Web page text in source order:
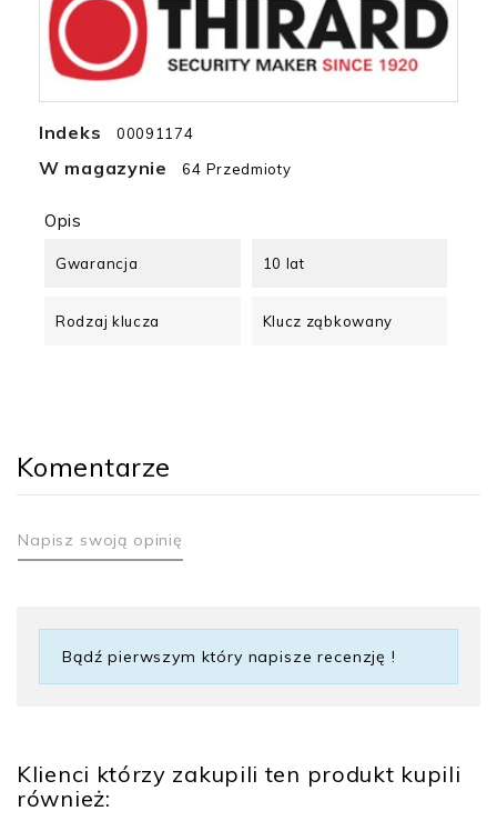
Indeks 00091174
W magazynie 64 Przedmioty
Opis
Gwarancja 10 lat
Rodzaj klucza Klucz ząbkowany
Komentarze
Napisz swoją opinię
Bądź pierwszym który napisze recenzję !
Klienci którzy zakupili ten produkt kupili
również: